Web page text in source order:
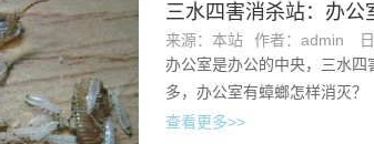
三水四害消杀站：办公
来源：本站 作者：admin
办公室是办公的中央，三水
多，办公室有蟑螂怎样消灭？
查看更多>>